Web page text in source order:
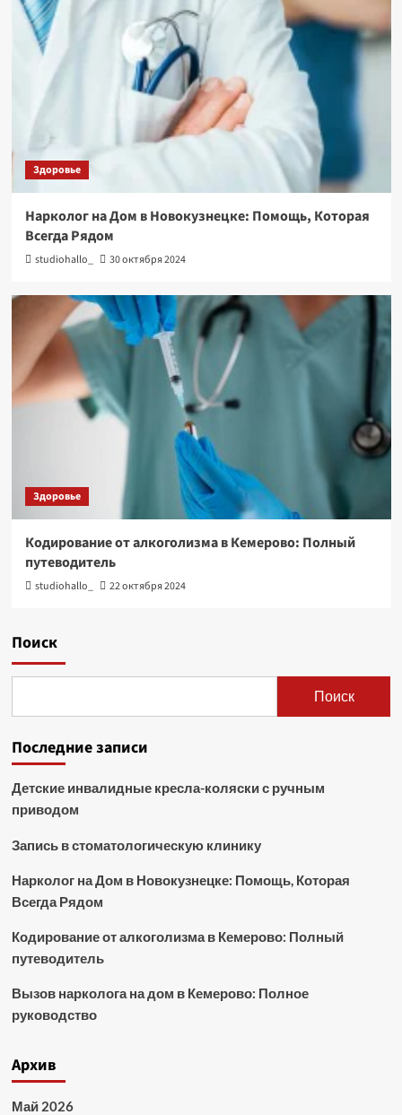
Здоровье
Нарколог на Дом в Новокузнецке: Помощь, Которая
Всегда Рядом
studiohallo_ 30 октября 2024
Здоровье
Кодирование от алкоголизма в Кемерово: Полный
путеводитель
studiohallo_ 22 октября 2024
Поиск
Поиск
Последние записи
Детские инвалидные кресла-коляски с ручным
приводом
Запись в стоматологическую клинику
Нарколог на Дом в Новокузнецке: Помощь, Которая
Всегда Рядом
Кодирование от алкоголизма в Кемерово: Полный
путеводитель
Вызов нарколога на дом в Кемерово: Полное
руководство
Архив
Май 2026